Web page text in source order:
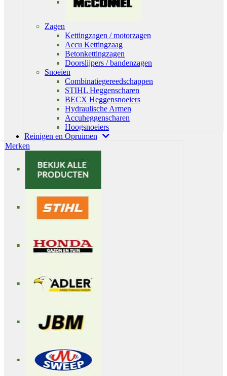
Zagen
Kettingzagen / motorzagen
Accu Kettingzaag
Betonkettingzagen
Doorslijpers / bandenzagen
Snoeien
Combinatiegereedschappen
STIHL Heggenscharen
BECX Heggensnoeiers
Hydraulische Armen
Accuheggenscharen
Hoogsnoeiers
Reinigen en Opruimen
Merken